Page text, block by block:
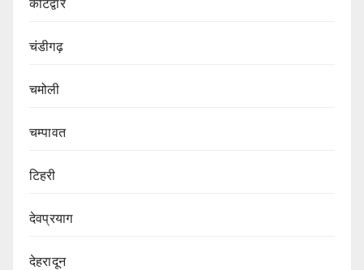
कोटद्वार
चंडीगढ़
चमोली
चम्पावत
टिहरी
देवप्रयाग
देहरादून